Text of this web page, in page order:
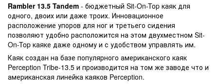
Rambler 13.5 Tandem - бюджетный Sit-On-Top каяк для
одного, двоих или даже троих. Инновационное
расположение упоров для ног и третьего сидения
позволяют удобно расположится на этом двухместном Sit-
On-Top каяке даже одному и с удобством управлять им.
Каяк создан на базе популярного американского каяк
Perception Tribe-13.5 и производится на том же заводе что и
американская линейка каяков Perception.